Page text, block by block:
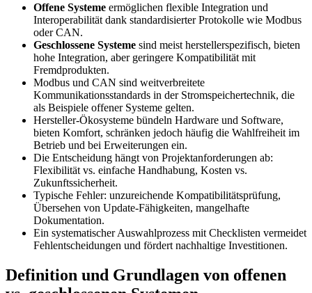
Offene Systeme ermöglichen flexible Integration und
Interoperabilität dank standardisierter Protokolle wie Modbus
oder CAN.
Geschlossene Systeme sind meist herstellerspezifisch, bieten
hohe Integration, aber geringere Kompatibilität mit
Fremdprodukten.
Modbus und CAN sind weitverbreitete
Kommunikationsstandards in der Stromspeichertechnik, die
als Beispiele offener Systeme gelten.
Hersteller-Ökosysteme bündeln Hardware und Software,
bieten Komfort, schränken jedoch häufig die Wahlfreiheit im
Betrieb und bei Erweiterungen ein.
Die Entscheidung hängt von Projektanforderungen ab:
Flexibilität vs. einfache Handhabung, Kosten vs.
Zukunftssicherheit.
Typische Fehler: unzureichende Kompatibilitätsprüfung,
Übersehen von Update-Fähigkeiten, mangelhafte
Dokumentation.
Ein systematischer Auswahlprozess mit Checklisten vermeidet
Fehlentscheidungen und fördert nachhaltige Investitionen.
Definition und Grundlagen von offenen